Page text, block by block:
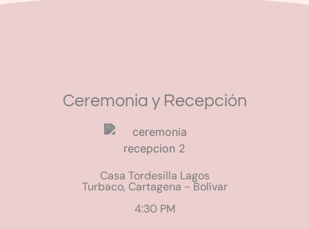
Ceremonia y Recepción
Casa Tordesilla Lagos
Turbaco, Cartagena - Bolívar
4:30 PM